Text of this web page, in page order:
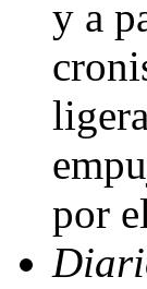
y a
por